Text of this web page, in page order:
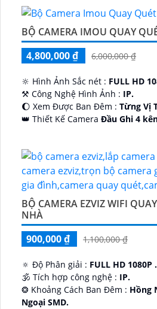
BỘ CAMERA IMOU QUAY
4,800,000 ₫
6,000,000 ₫
🔆 Hình Ảnh Sắc nét : FULL HD
⚒ Công Nghệ Hình Ảnh : IP.
🌔 Xem Được Ban Đêm : Từng Vị
👑 Thiết Kế Camera Đầu Ghi 4
BỘ CAMERA EZVIZ WIFI
NHÀ
900,000 ₫
1,100,000 ₫
🔅 Độ Phân giải : FULL HD 1080P .
🕉️ Tích hợp công nghệ : IP.
❂ Khoảng Cách Ban Đêm : Hồng
Ngoại SMD.